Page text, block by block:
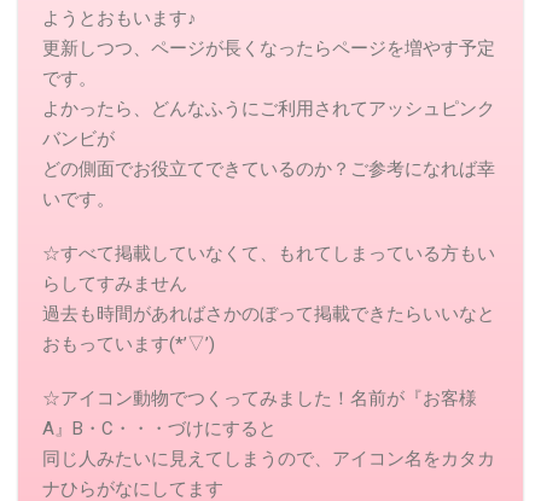
ようとおもいます♪
更新しつつ、ページが長くなったらページを増やす予定
です。
よかったら、どんなふうにご利用されてアッシュピンク
バンビが
どの側面でお役立てできているのか？ご参考になれば幸
いです。
☆すべて掲載していなくて、もれてしまっている方もい
らしてすみません
過去も時間があればさかのぼって掲載できたらいいなと
おもっています(*’▽’)
☆アイコン動物でつくってみました！名前が『お客様
A』B・C・・・づけにすると
同じ人みたいに見えてしまうので、アイコン名をカタカ
ナひらがなにしてます